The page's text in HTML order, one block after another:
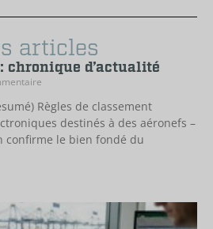
articles
chronique d’actualité
Règles de classement
destinés à des aéronefs –
confirme le bien fondé du